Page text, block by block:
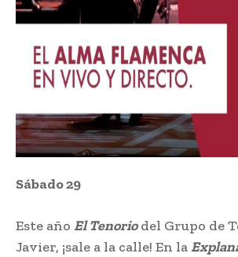
Sábado 29
Este año El Tenoriodel Grupo de
Javier, ¡sale a la calle! En la